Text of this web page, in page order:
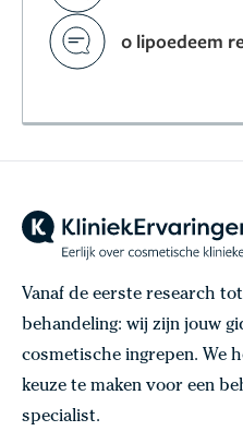
0 lipoedeem
Vanaf de eerste research
behandeling: wij zijn jouw
cosmetische ingrepen. We
keuze te maken voor een
specialist.